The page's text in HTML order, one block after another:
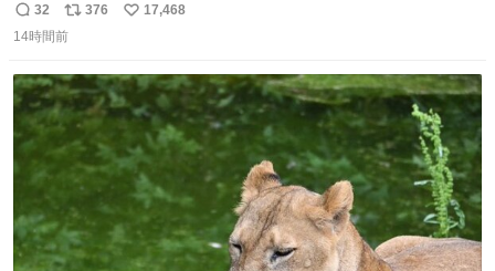
返
信
32
リ
ポ
ト
数
376
い
数
17,468
14時間前